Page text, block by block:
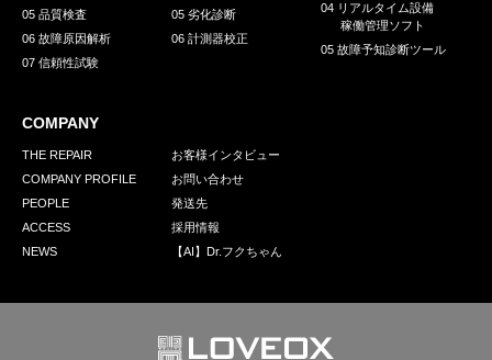
05 品質検査
06 故障原因解析
07 信頼性試験
05 劣化診断
06 計測器校正
04 リアルタイム設備
稼働管理ソフト
05 故障予知診断ツール
COMPANY
THE REPAIR
COMPANY PROFILE
PEOPLE
ACCESS
NEWS
お客様インタビュー
お問い合わせ
発送先
採用情報
【AI】Dr.フクちゃん